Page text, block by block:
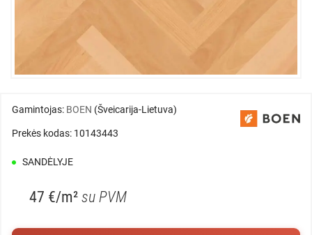
Gamintojas: BOEN (Šveicarija-Lietuva)
Prekės kodas: 10143443
SANDĖLYJE
47 €/m² su PVM